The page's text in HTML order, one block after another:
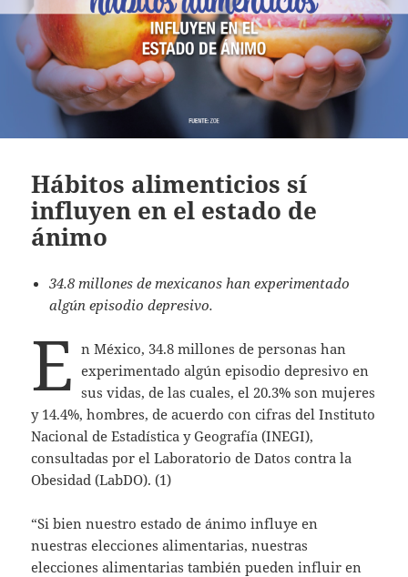
Hábitos alimenticios sí
influyen en el estado de
ánimo
34.8 millones de mexicanos han experimentado
algún episodio depresivo.
E n México, 34.8 millones de personas han
experimentado algún episodio depresivo en
sus vidas, de las cuales, el 20.3% son mujeres
y 14.4%, hombres, de acuerdo con cifras del Instituto
Nacional de Estadística y Geografía (INEGI),
consultadas por el Laboratorio de Datos contra la
Obesidad (LabDO). (1)
“Si bien nuestro estado de ánimo influye en
nuestras elecciones alimentarias, nuestras
elecciones alimentarias también pueden influir en